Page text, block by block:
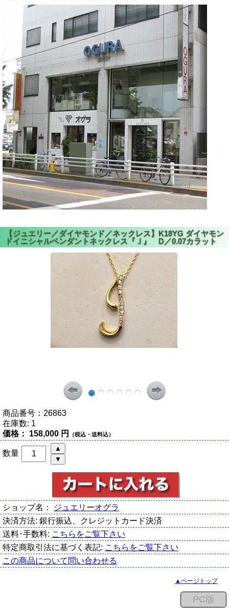
商品番号： 26863
在庫数: 1
価格： 158,000 円 （税込・送料込）
数量
ショップ名：
ジュエリーオグラ
決済方法: 銀行振込、クレジットカード決済
送料･手数料: こちらをご覧下さい
特定商取引法に基づく表記: こちらをご覧下さい
この商品について問い合わせる
▲ページトップ